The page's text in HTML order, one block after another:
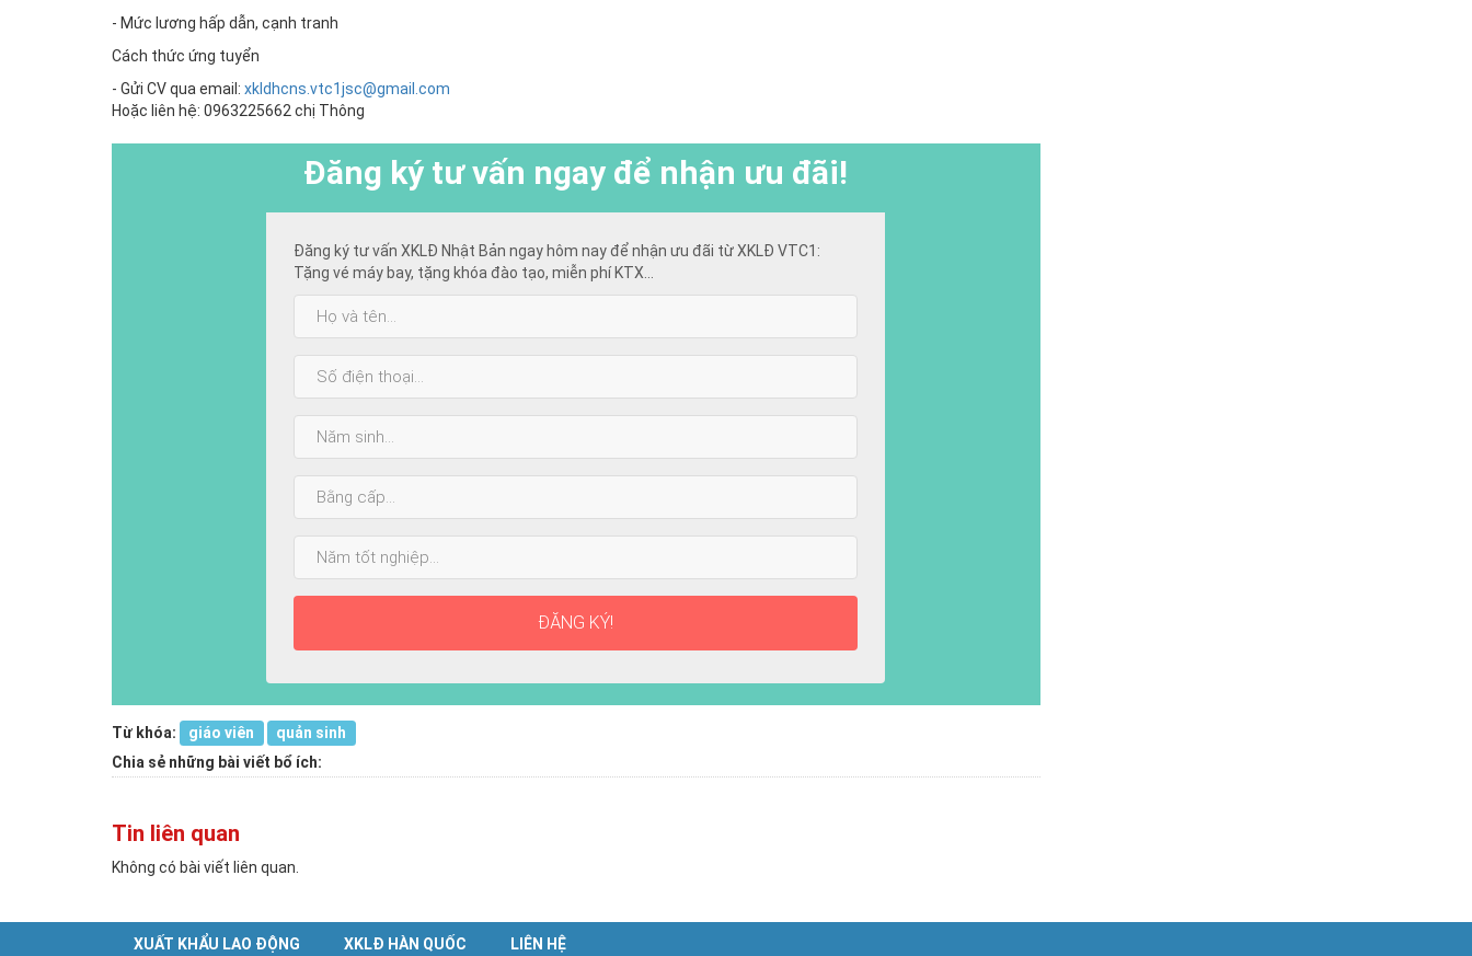
- Mức lương hấp dẫn, cạnh tranh
Cách thức ứng tuyển
- Gửi CV qua email: xkldhcns.vtc1jsc@gmail.com
Hoặc liên hệ: 0963225662 chị Thông
Đăng ký tư vấn ngay để nhận ưu đãi!
Đăng ký tư vấn XKLĐ Nhật Bản ngay hôm nay để nhận ưu đãi từ XKLĐ VTC1:
Tặng vé máy bay, tặng khóa đào tạo, miễn phí KTX...
sinh:
cấp
nhất:
ĐĂNG KÝ!
Từ khóa: giáo viên
quản sinh
Chia sẻ những bài viết bổ ích:
Tin liên quan
Không có bài viết liên quan.
XUẤT KHẨU LAO ĐỘNG XKLĐ HÀN QUỐC LIÊN HỆ